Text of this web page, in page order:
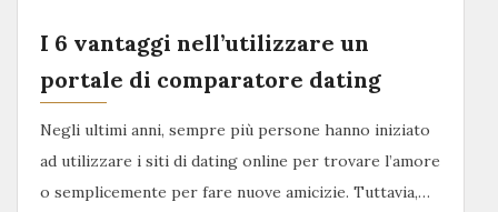
I 6 vantaggi nell’utilizzare un
portale di comparatore dating
Negli ultimi anni, sempre più persone hanno iniziato
ad utilizzare i siti di dating online per trovare l’amore
o semplicemente per fare nuove amicizie. Tuttavia,…